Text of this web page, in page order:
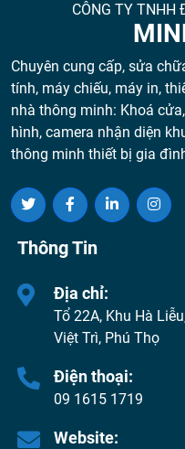
CÔNG TY TNHH
Chuyên cung cấp, sửa
tính, máy chiếu, máy in,
nhà thông minh: Khoá
hình, camera nhận diện
thông minh thiết bị gia
Thông Tin
Địa chỉ:
Tổ 22A, Khu Hà
Việt Trì, Phú Thọ
Điện thoại:
09 1615 1719
Website: